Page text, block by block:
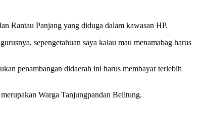
Rantau Panjang yang diduga dalam kawasan HP.
sepengetahuan saya kalau mau menamabag harus
penambangan didaerah ini harus membayar terlebih
Warga Tanjungpandan Belitung.